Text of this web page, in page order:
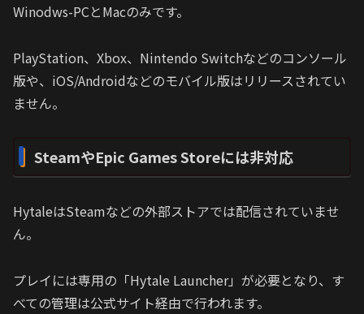
Winodws-PCとMacのみです。
PlayStation、Xbox、Nintendo Switchなどのコンソール
版や、iOS/Androidなどのモバイル版はリリースされてい
ません。
SteamやEpic Games Storeには非対応
HytaleはSteamなどの外部ストアでは配信されていませ
ん。
プレイには専用の「Hytale Launcher」が必要となり、す
べての管理は公式サイト経由で行われます。